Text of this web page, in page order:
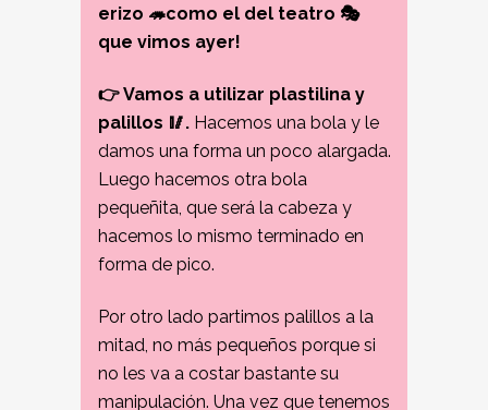
erizo 🦔como el del teatro 🎭
que vimos ayer!
👉 Vamos a utilizar plastilina y
palillos 🥢. Hacemos una bola y le
damos una forma un poco alargada.
Luego hacemos otra bola
pequeñita, que será la cabeza y
hacemos lo mismo terminado en
forma de pico.
Por otro lado partimos palillos a la
mitad, no más pequeños porque si
no les va a costar bastante su
manipulación. Una vez que tenemos